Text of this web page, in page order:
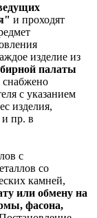
и проходят
изделие из
палаты
снабжено
с указанием
изделия,
и пр. в
с
со
камней,
или обмену на
фасона,